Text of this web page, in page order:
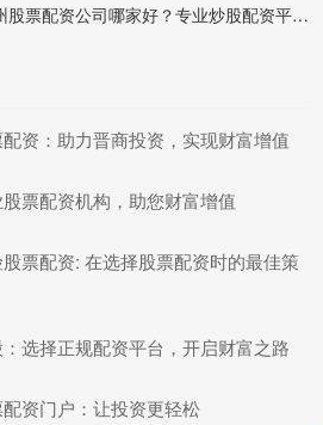
杭州股票配资公司哪家好？专业炒股配资平台推荐
资：助力晋商投资，实现财富增值
票配资机构，助您财富增值
票配资: 在选择股票配资时的最佳策
选择正规配资平台，开启财富之路
资门户：让投资更轻松